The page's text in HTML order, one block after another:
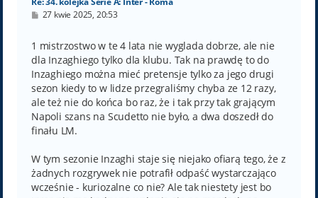
P
t
27 kwie 2025, 20:53
1 mistrzostwo w te 4 lata nie wyglada dobrze, ale nie
dla Inzaghiego tylko dla klubu. Tak na prawdę to do
Inzaghiego można mieć pretensje tylko za jego drugi
sezon kiedy to w lidze przegraliśmy chyba ze 12 razy,
ale też nie do końca bo raz, że i tak przy tak grającym
Napoli szans na Scudetto nie było, a dwa doszedł do
finału LM.
W tym sezonie Inzaghi staje się niejako ofiarą tego, że z
żadnych rozgrywek nie potrafił odpaść wystarczająco
wcześnie - kuriozalne co nie? Ale tak niestety jest bo